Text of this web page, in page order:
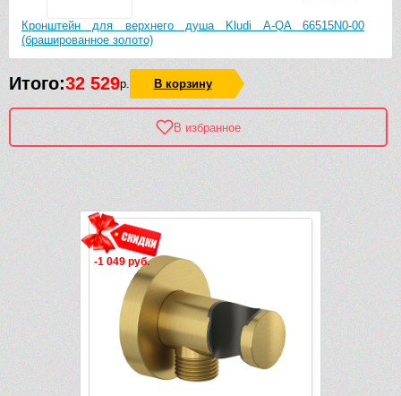
Кронштейн для верхнего душа Kludi A-QA 66515N0-00
(брашированное золото)
Итого:32 529р. В корзину
В избранное
-1 049 руб.